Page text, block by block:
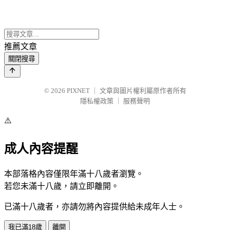
推薦文章
關閉搜尋
© 2026 PIXNET
文章與圖片權利屬原作者所有
隱私權政策
服務聲明
⚠️
成人內容提醒
本部落格內容僅限年滿十八歲者瀏覽。
若您未滿十八歲，請立即離開。
已滿十八歲者，亦請勿將內容提供給未成年人士。
我已滿18歲 離開